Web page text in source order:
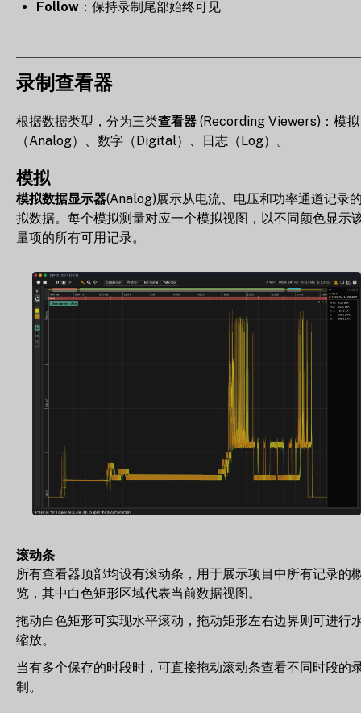
Follow ：保持录制尾部始终可见
录制查看器
根据数据类型，分为三类查看器 (Recording Viewers)：模拟
（Analog）、数字（Digital）、日志（Log）。
模拟
模拟数据显示器(Analog)展示从电流、电压和功率通道记录
拟数据。每个模拟测量对应一个模拟视图，以不同颜色显示
量项的所有可用记录。
滚动条
所有查看器顶部均设有滚动条，用于展示项目中所有记录的
览，其中白色矩形区域代表当前数据视图。
拖动白色矩形可实现水平滚动，拖动矩形左右边界则可进行
缩放。
当有多个保存的时段时，可直接拖动滚动条查看不同时段的
制。